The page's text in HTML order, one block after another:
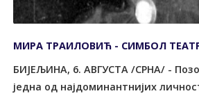
МИРА ТРАИЛОВИЋ - СИМБОЛ
БИЈЕЉИНА, 6. АВГУСТА /СРНА/ -
једна од најдоминантнијих